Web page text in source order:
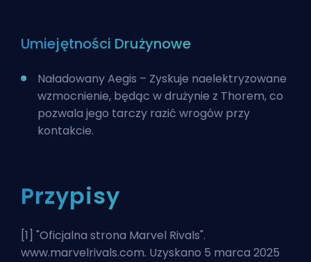
Umiejętności Drużynowe
Naładowany Aegis – Zyskuje naelektryzowane
wzmocnienie, będąc w drużynie z Thorem, co
pozwala jego tarczy razić wrogów przy
kontakcie.
Przypisy
[1] "Oficjalna strona Marvel Rivals".
www.marvelrivals.com. Uzyskano 5 marca 2025